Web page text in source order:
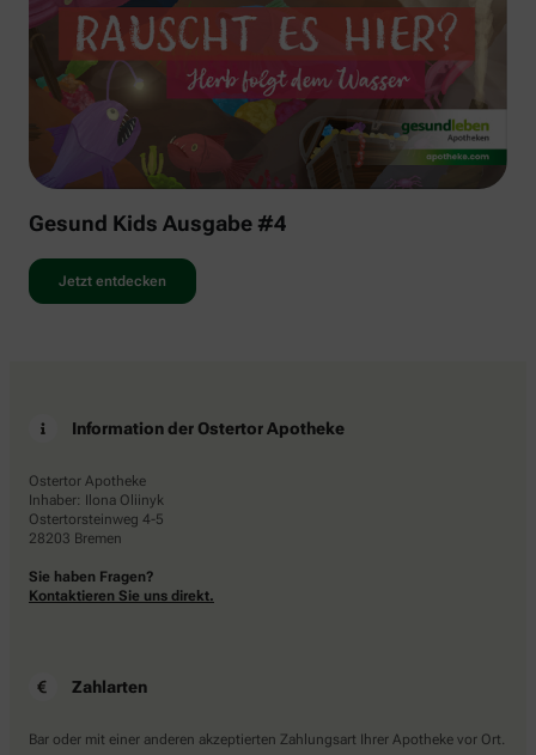
Gesund Kids Ausgabe #4
Jetzt entdecken
Information der Ostertor Apotheke
Ostertor Apotheke
Inhaber: Ilona Oliinyk
Ostertorsteinweg 4-5
28203 Bremen
Sie haben Fragen?
Kontaktieren Sie uns direkt.
Zahlarten
Bar oder mit einer anderen akzeptierten Zahlungsart Ihrer Apotheke vor Ort.